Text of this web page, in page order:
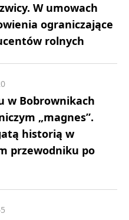
W umowach
ograniczające
rolnych
w Bobrownikach
„magnes”.
historią w
przewodniku po